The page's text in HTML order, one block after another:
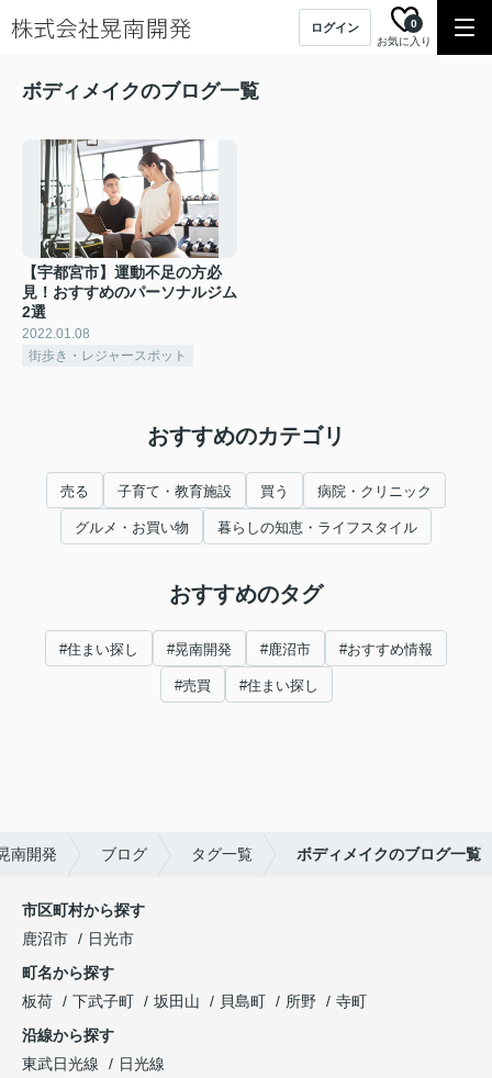
ログイン
お気に入り
0
ボディメイクのブログ一覧
【宇都宮市】運動不足の方必
見！おすすめのパーソナルジム
2選
2022.01.08
街歩き・レジャースポット
おすすめのカテゴリ
売る 子育て・教育施設 買う 病院・クリニック
グルメ・お買い物 暮らしの知恵・ライフスタイル
おすすめのタグ
#住まい探し #晃南開発 #鹿沼市 #おすすめ情報
#売買 #住まい探し
南開発 ブログ タグ一覧 ボディメイクのブログ一覧
市区町村から探す
鹿沼市
日光市
町名から探す
板荷
下武子町 坂田山 貝島町 所野
寺町
沿線から探す
東武日光線
日光線